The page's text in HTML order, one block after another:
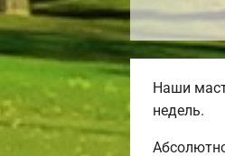
Наши
недель.